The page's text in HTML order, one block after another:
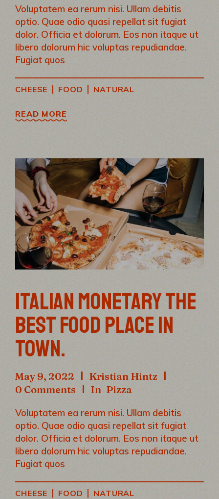
Voluptatem ea rerum nisi. Ullam debitis
optio. Quae odio quasi repellat sit fugiat
dolor. Officia et dolorum. Eos non itaque ut
libero dolorum hic voluptas repudiandae.
Fugiat quos
CHEESE | FOOD | NATURAL
READ MORE
ITALIAN MONETARY THE
BEST FOOD PLACE IN
TOWN.
May 9, 2022
Kristian Hintz
0 Comments
In Pizza
Voluptatem ea rerum nisi. Ullam debitis
optio. Quae odio quasi repellat sit fugiat
dolor. Officia et dolorum. Eos non itaque ut
libero dolorum hic voluptas repudiandae.
Fugiat quos
CHEESE | FOOD | NATURAL